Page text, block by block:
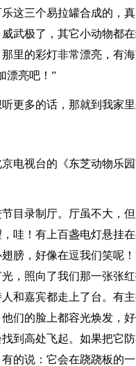
这三个易拉罐合成的，
武极了，其它小动物都
里的彩灯非常漂亮，有
漂亮吧！”
更多的话，那就到我家里
电视台的《东芝动物乐
目录制厅。厅虽不大，
哇！有上百盏电灯悬挂
膀，好像在逗我们笑呢
，照向了我们那一张张
和嘉宾都走上了台。有
们的脸上都容光焕发，
到高处飞起。如果把它
的说：它会在跷跷板的